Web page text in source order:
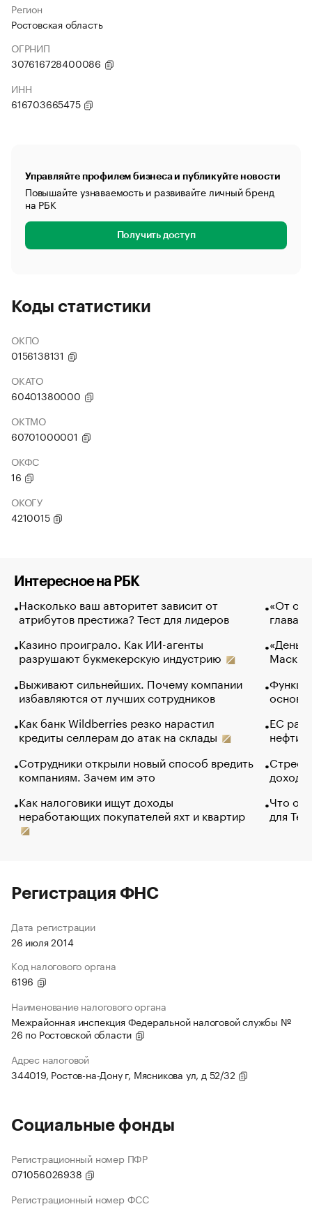
Регион
Ростовская область
ОГРНИП
307616728400086
ИНН
616703665475
Управляйте профилем бизнеса и публикуйте новости
Повышайте узнаваемость и развивайте личный бренд
на РБК
Получить доступ
Коды статистики
ОКПО
0156138131
ОКАТО
60401380000
ОКТМО
60701000001
ОКФС
16
ОКОГУ
4210015
Интересное на РБК
Насколько ваш авторитет зависит от
атрибутов престижа? Тест для лидеров
Казино проиграло. Как ИИ-агенты
разрушают букмекерскую индустрию
Выживают сильнейших. Почему компании
избавляются от лучших сотрудников
Как банк Wildberries резко нарастил
кредиты селлерам до атак на склады
Сотрудники открыли новый способ вредить
компаниям. Зачем им это
Как налоговики ищут доходы
неработающих покупателей яхт и квартир
«От
глава
Маск в
основ
ЕС
нефти
Что
для
Регистрация ФНС
Дата регистрации
26 июля 2014
Код налогового органа
6196
Наименование налогового органа
Межрайонная инспекция Федеральной налоговой службы №
26 по Ростовской области
Адрес налоговой
344019, Ростов-на-Дону г, Мясникова ул, д 52/32
Социальные фонды
Регистрационный номер ПФР
071056026938
Регистрационный номер ФСС